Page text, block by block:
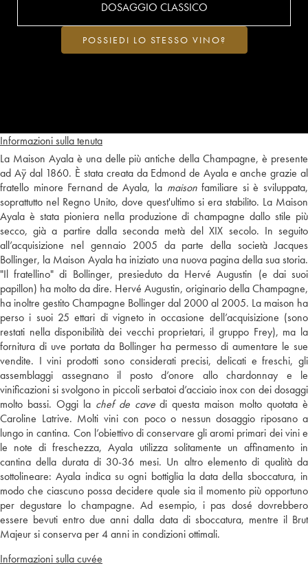
Informazioni sulla tenuta
La Maison Ayala è una delle più antiche della Champagne, è presente
ad Aÿ dal 1860. È stata creata da Edmond de Ayala e anche grazie al
fratello minore Fernand de Ayala, la maisonfamiliare si è sviluppata,
soprattutto nel Regno Unito, dove quest'ultimo si era stabilito. La Maison
Ayala è stata pioniera nella produzione di champagne dallo stile più
secco, già a partire dalla seconda metà del XIX secolo. In seguito
all’acquisizione nel gennaio 2005 da parte della società Jacques
Bollinger, la Maison Ayala ha iniziato una nuova pagina della sua storia.
"Il fratellino" di Bollinger, presieduto da Hervé Augustin (e dai suoi
papillon) ha molto da dire. Hervé Augustin, originario della Champagne,
ha inoltre gestito Champagne Bollinger dal 2000 al 2005. La maison ha
perso i suoi 25 ettari di vigneto in occasione dell’acquisizione (sono
restati nella disponibilità dei vecchi proprietari, il gruppo Frey), ma la
fornitura di uve portata da Bollinger ha permesso di aumentare le sue
vendite. I vini prodotti sono considerati precisi, delicati e freschi, gli
assemblaggi assegnano il posto d’onore allo chardonnay e le
vinificazioni si svolgono in piccoli serbatoi d’acciaio inox con dei dosaggi
molto bassi. Oggi la chef de cavedi questa maison molto quotata è
Caroline Latrive. Molti vini con poco o nessun dosaggio riposano a
lungo in cantina. Con l’obiettivo di conservare gli aromi primari dei vini e
le note di freschezza, Ayala utilizza solitamente un affinamento in
cantina della durata di 30-36 mesi. Un altro elemento di qualità da
sottolineare: Ayala indica su ogni bottiglia la data della sboccatura, in
modo che ciascuno possa decidere quale sia il momento più opportuno
per degustare lo champagne. Ad esempio, i pas dosé dovrebbero
essere bevuti entro due anni dalla data di sboccatura, mentre il Brut
Majeur si conserva per 4 anni in condizioni ottimali.
Informazioni sulla cuvée
DOSAGGIO CLASSICO
POSSIEDI LO STESSO VINO?